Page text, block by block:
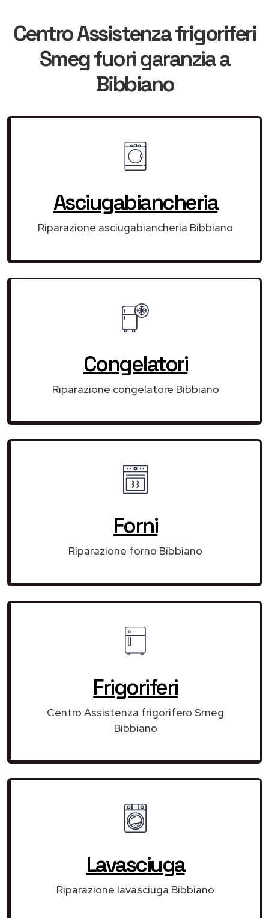
Centro Assistenza frigoriferi
Smegfuori garanziaa
Bibbiano
Asciugabiancheria
Riparazione asciugabiancheria Bibbiano
Congelatori
Riparazione congelatore Bibbiano
Forni
Riparazione forno Bibbiano
Frigoriferi
Centro Assistenza frigorifero Smeg
Bibbiano
Lavasciuga
Riparazione lavasciuga Bibbiano